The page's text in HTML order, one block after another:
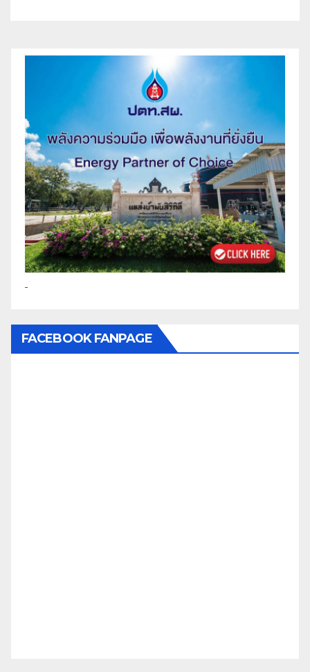
FACEBOOK FANPAGE